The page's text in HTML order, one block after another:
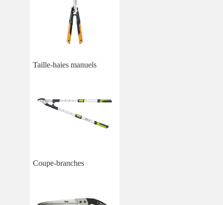
Taille-haies manuels
Coupe-branches